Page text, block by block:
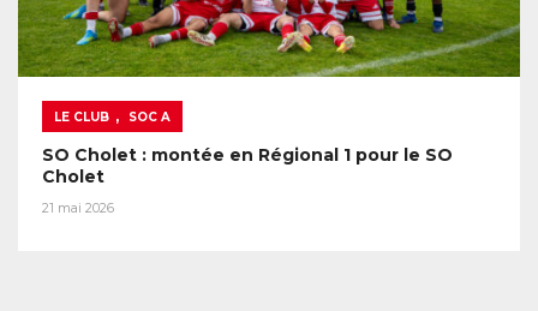
LE CLUB , SOC A
SO Cholet : montée en Régional 1 pour le SO
Cholet
21 mai 2026